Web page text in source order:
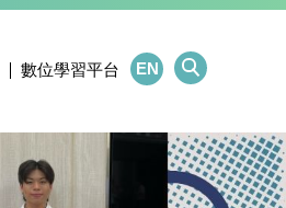
數位學習平台 EN